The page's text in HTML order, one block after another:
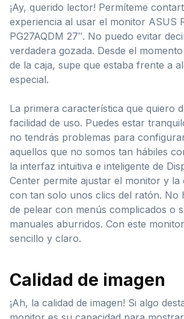
¡Ay, querido lector! Permíteme
experiencia al usar el monitor ASUS
PG27AQDM 27″. No puedo evitar
verdadera gozada. Desde el
de la caja, supe que estaba frente a
especial.
La primera característica que quiero
facilidad de uso. Puedes estar
no tendrás problemas para
aquellos que no somos tan hábiles
la interfaz intuitiva e inteligente de
Center permite ajustar el monitor y la
con tan solo unos clics del ratón. No
de pelear con menús complicados o
manuales aburridos. Con este
sencillo y claro.
Calidad de imagen
¡Ah, la calidad de imagen! Si algo